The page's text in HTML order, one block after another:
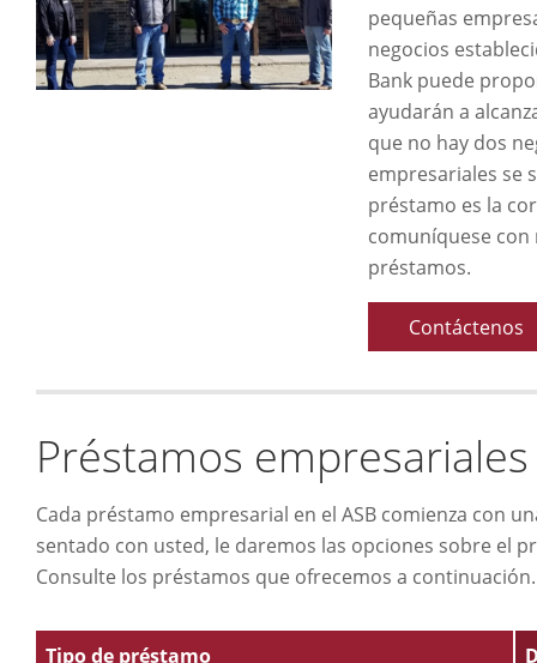
pequeñas
negocios
Bank puede
ayudarán a
que no hay dos
empresariales se
préstamo es la
comuníquese
préstamos.
Contáctenos
Préstamos
Cada préstamo empresarial en el ASB comienza con
sentado con usted, le daremos las opciones sobre el
Consulte los préstamos que ofrecemos a continuación.
Tipo de préstamo